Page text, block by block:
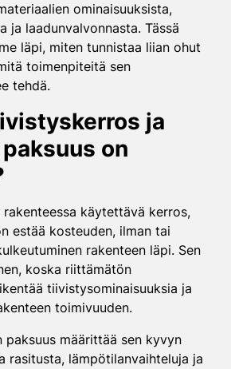
ominaisuuksista,
ja laadunvalvonnasta. Tässä
läpi, miten tunnistaa liian ohut
toimenpiteitä sen
tehdä.
ja
on
käytettävä kerros,
estää kosteuden, ilman tai
rakenteen läpi. Sen
koska riittämätön
tiivistysominaisuuksia ja
toimivuuden.
paksuus määrittää sen kyvyn
rasitusta, lämpötilanvaihteluja ja